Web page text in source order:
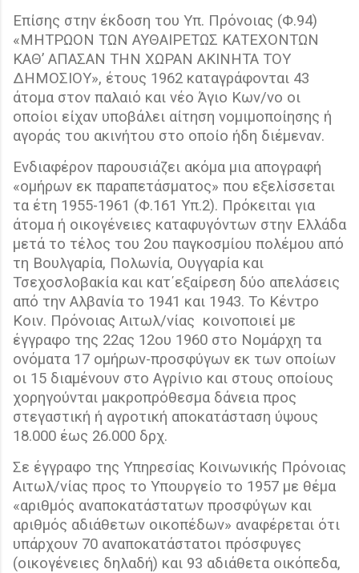
Επίσης στην έκδοση του Υπ. Πρόνοιας (Φ.94)
«MΗΤΡΩΟΝ ΤΩΝ ΑΥΘΑΙΡΕΤΩΣ ΚΑΤΕΧΟΝΤΩΝ
ΚΑΘ’ ΑΠΑΣΑΝ ΤΗΝ ΧΩΡΑΝ ΑΚΙΝΗΤΑ ΤΟΥ
ΔΗΜΟΣΙΟΥ», έτους 1962 καταγράφονται 43
άτομα στον παλαιό και νέο Άγιο Κων/νο οι
οποίοι είχαν υποβάλει αίτηση νομιμοποίησης ή
αγοράς του ακινήτου στο οποίο ήδη διέμεναν.
Ενδιαφέρον παρουσιάζει ακόμα μια απογραφή
«ομήρων εκ παραπετάσματος» που εξελίσσεται
τα έτη 1955-1961 (Φ.161 Υπ.2). Πρόκειται για
άτομα ή οικογένειες καταφυγόντων στην Ελλάδα
μετά το τέλος του 2ου παγκοσμίου πολέμου από
τη Βουλγαρία, Πολωνία, Ουγγαρία και
Τσεχοσλοβακία και κατ΄εξαίρεση δύο απελάσεις
από την Αλβανία το 1941 και 1943. Το Κέντρο
Κοιν. Πρόνοιας Αιτωλ/νίας κοινοποιεί με
έγγραφο της 22ας 12ου 1960 στο Νομάρχη τα
ονόματα 17 ομήρων-προσφύγων εκ των οποίων
οι 15 διαμένουν στο Αγρίνιο και στους οποίους
χορηγούνται μακροπρόθεσμα δάνεια προς
στεγαστική ή αγροτική αποκατάσταση ύψους
18.000 έως 26.000 δρχ.
Σε έγγραφο της Υπηρεσίας Κοινωνικής Πρόνοιας
Αιτωλ/νίας προς το Υπουργείο το 1957 με θέμα
«αριθμός αναποκατάστατων προσφύγων και
αριθμός αδιάθετων οικοπέδων» αναφέρεται ότι
υπάρχουν 70 αναποκατάστατοι πρόσφυγες
(οικογένειες δηλαδή) και 93 αδιάθετα οικόπεδα,